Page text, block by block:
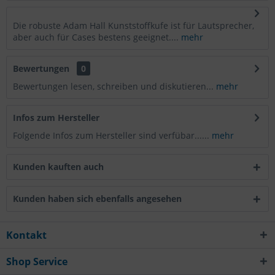
Die robuste Adam Hall Kunststoffkufe ist für Lautsprecher,
aber auch für Cases bestens geeignet.... mehr
Bewertungen
0
Bewertungen lesen, schreiben und diskutieren... mehr
Infos zum Hersteller
Folgende Infos zum Hersteller sind verfübar...... mehr
Kunden kauften auch
Kunden haben sich ebenfalls angesehen
Kontakt
Shop Service